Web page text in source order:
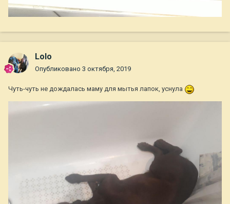
Lolo
Опубликовано 3 октября, 2019
Чуть-чуть не дождалась маму для мытья лапок, уснула